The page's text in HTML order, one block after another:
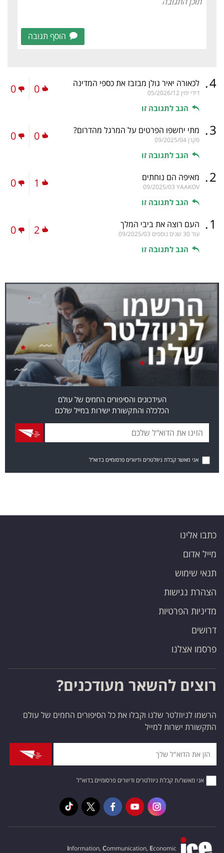
הוסף תגובה
4
. לכאורה יאיר גולן מבזבז את כספי המדינה
דידי ימין 05/2026/12
הגב לתגובה זו
0
0
3
. מתי יחשפו הפרטים על המרגל מהדרום?
סקרן09/2025/04
הגב לתגובה זו
0
0
2
. מאיפה הם נוחתים
YAAKOV
09/2025/03
הגב לתגובה זו
1
0
1
. העם רוצה את ביבי המלך
עוד 30 שנים נוספים 09/2025/03
הגב לתגובה זו
2
0
העידכונים והסיפורים החמים של עולם
הכלכלה והתקשורת ישירות במייל שלכם
אני מאשר קבלת ניוזלטרים ודיוורים פרסומיים בדוא"ל
כתבו אלינו
מייל אדום
תנאי שימוש
הצהרת נגישות
מדיניות הפרטיות
דרושים
פרסמו אצלנו
רוצים להשאר מעודכנים?
הרשמו לניוזלטר שלנו וקבלו את כל הסיפורים החמים של עולם
התקשורת ישרות למייל
אני מאשר/ת קבלת ניוזלטרים ודיוורים פרסומיים בדוא"ל
Information, Communication, Economic